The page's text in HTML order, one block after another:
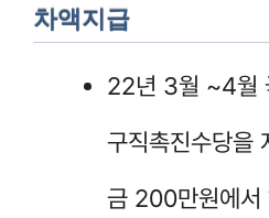
차액지급
22년 3월 ~4월
구직촉진수당을
금 200만원에서